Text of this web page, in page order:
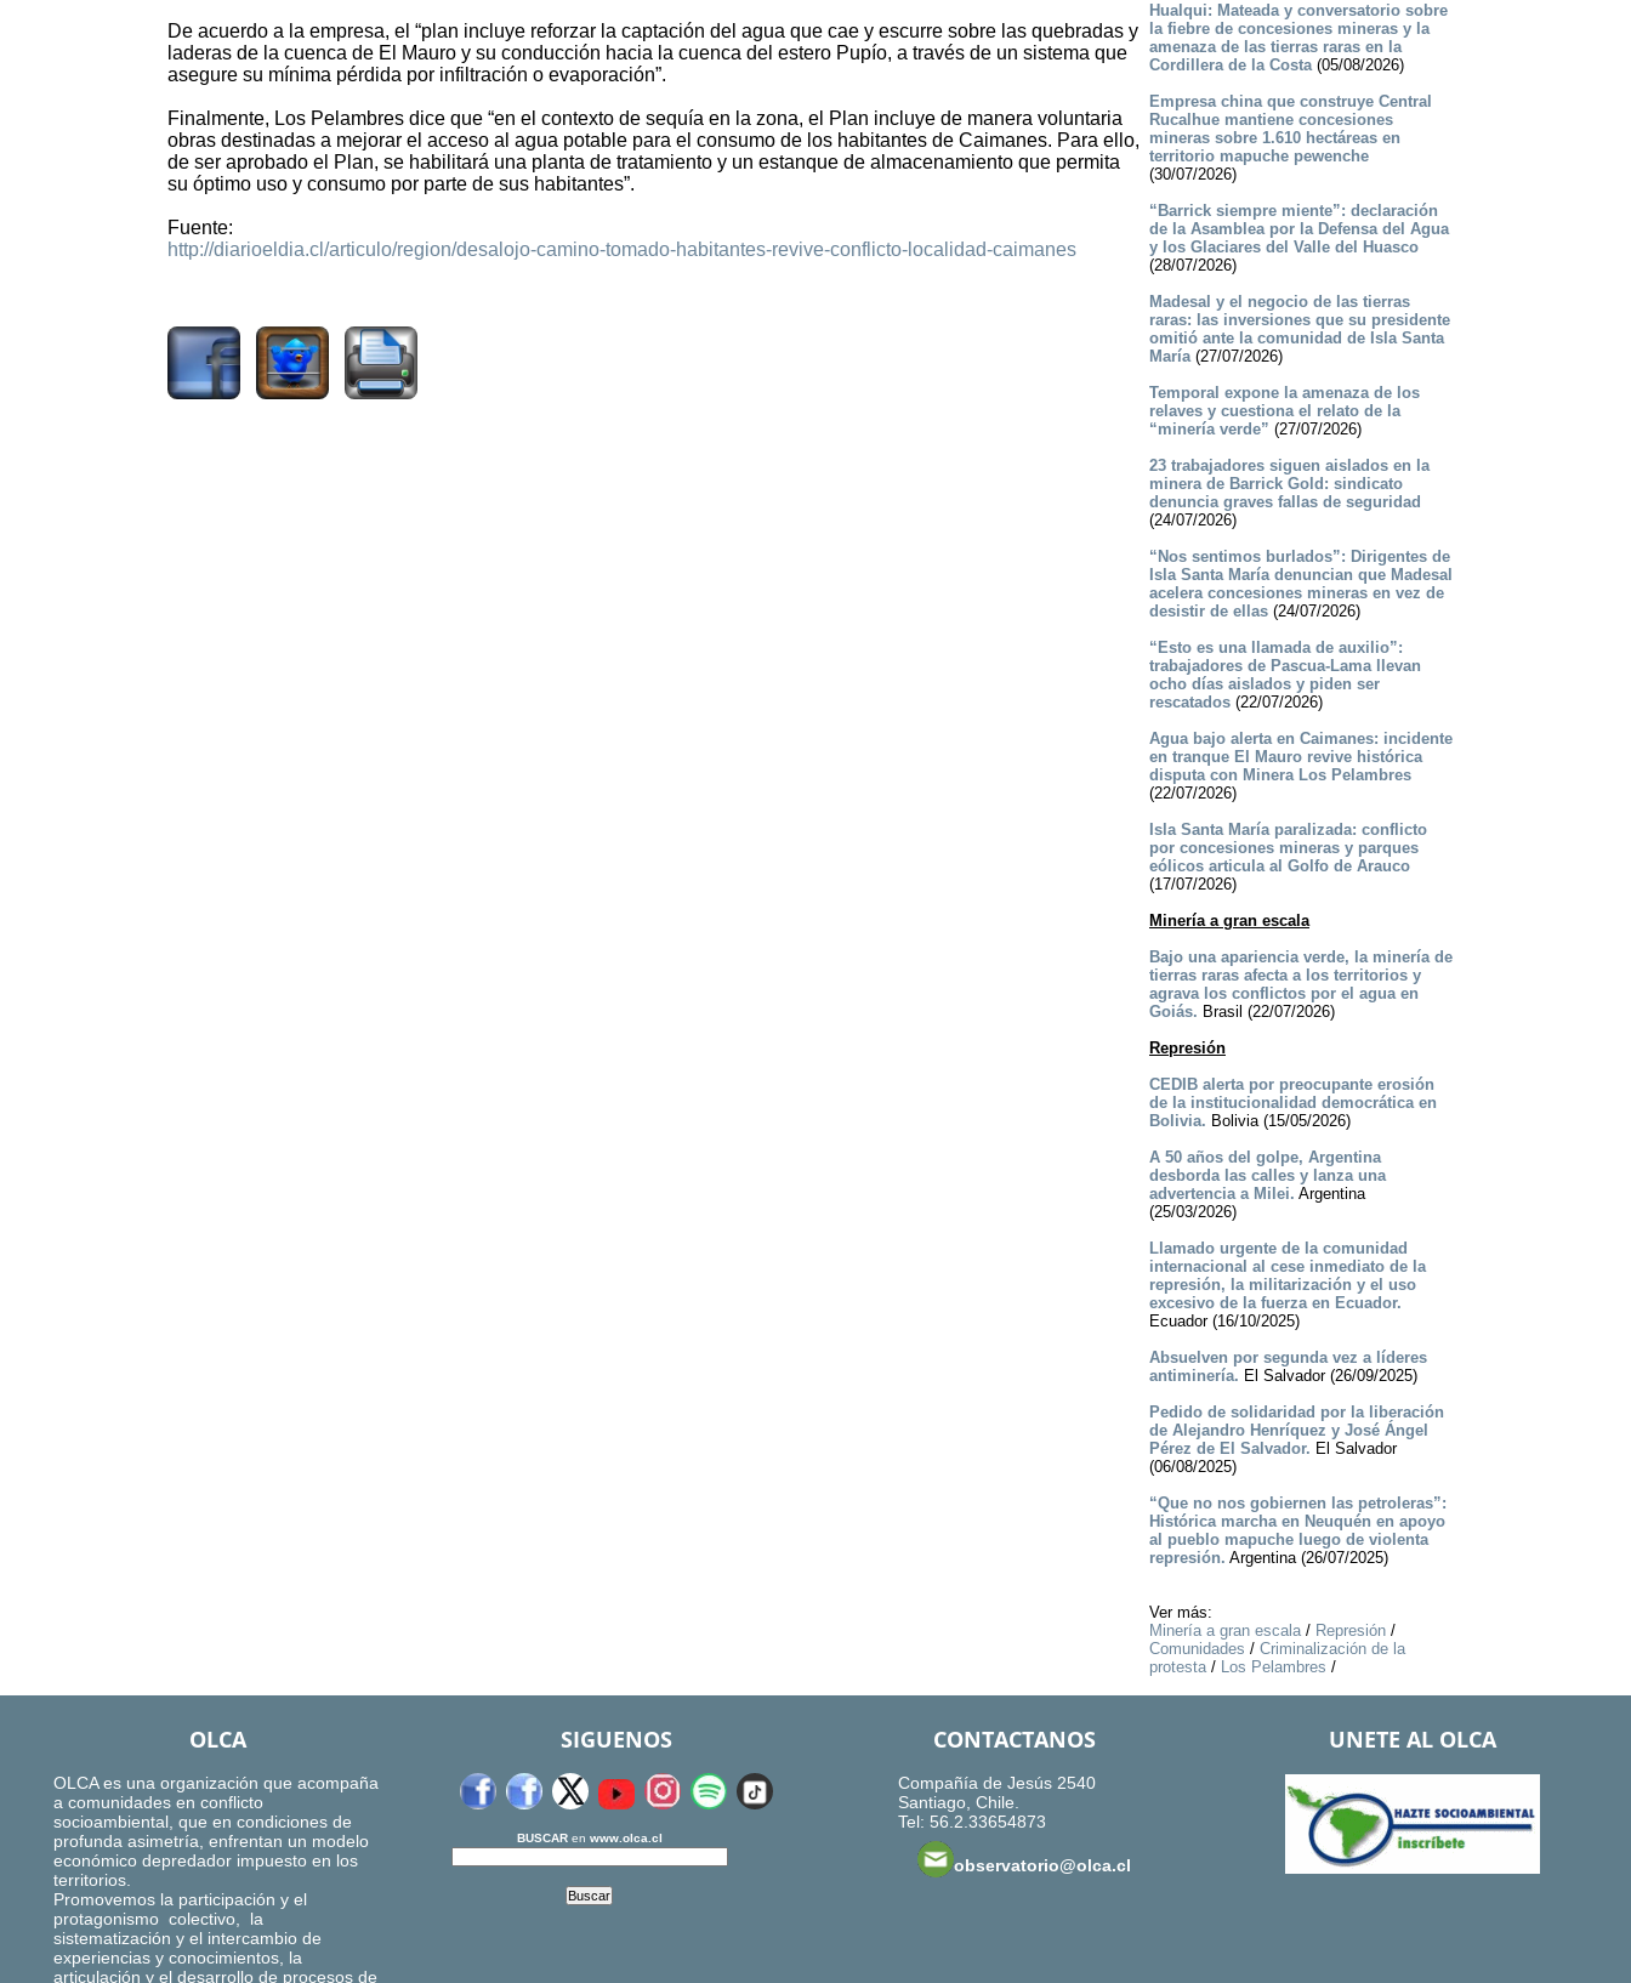
De acuerdo a la empresa, el “plan incluye reforzar la captación del agua que cae y escurre sobre las quebradas y
laderas de la cuenca de El Mauro y su conducción hacia la cuenca del estero Pupío, a través de un sistema que
asegure su mínima pérdida por infiltración o evaporación”.
Finalmente, Los Pelambres dice que “en el contexto de sequía en la zona, el Plan incluye de manera voluntaria
obras destinadas a mejorar el acceso al agua potable para el consumo de los habitantes de Caimanes. Para ello,
de ser aprobado el Plan, se habilitará una planta de tratamiento y un estanque de almacenamiento que permita
su óptimo uso y consumo por parte de sus habitantes”.
Fuente:
http://diarioeldia.cl/articulo/region/desalojo-camino-tomado-habitantes-revive-conflicto-localidad-caimanes
Hualqui: Mateada y conversatorio sobre
la fiebre de concesiones mineras y la
amenaza de las tierras raras en la
Cordillera de la Costa(05/08/2026)
Empresa china que construye Central
Rucalhue mantiene concesiones
mineras sobre 1.610 hectáreas en
territorio mapuche pewenche
(30/07/2026)
“Barrick siempre miente”: declaración
de la Asamblea por la Defensa del Agua
y los Glaciares del Valle del Huasco
(28/07/2026)
Madesal y el negocio de las tierras
raras: las inversiones que su presidente
omitió ante la comunidad de Isla Santa
María(27/07/2026)
Temporal expone la amenaza de los
relaves y cuestiona el relato de la
“minería verde” (27/07/2026)
23 trabajadores siguen aislados en la
minera de Barrick Gold: sindicato
denuncia graves fallas de seguridad
(24/07/2026)
“Nos sentimos burlados”: Dirigentes de
Isla Santa María denuncian que Madesal
acelera concesiones mineras en vez de
desistir de ellas(24/07/2026)
“Esto es una llamada de auxilio”:
trabajadores de Pascua-Lama llevan
ocho días aislados y piden ser
rescatados(22/07/2026)
Agua bajo alerta en Caimanes: incidente
en tranque El Mauro revive histórica
disputa con Minera Los Pelambres
(22/07/2026)
Isla Santa María paralizada: conflicto
por concesiones mineras y parques
eólicos articula al Golfo de Arauco
(17/07/2026)
Minería a gran escala
Bajo una apariencia verde, la minería de
tierras raras afecta a los territorios y
agrava los conflictos por el agua en
Goiás. Brasil (22/07/2026)
Represión
CEDIB alerta por preocupante erosión
de la institucionalidad democrática en
Bolivia. Bolivia (15/05/2026)
A 50 años del golpe, Argentina
desborda las calles y lanza una
advertencia a Milei. Argentina
(25/03/2026)
Llamado urgente de la comunidad
internacional al cese inmediato de la
represión, la militarización y el uso
excesivo de la fuerza en Ecuador.
Ecuador (16/10/2025)
Absuelven por segunda vez a líderes
antiminería. El Salvador (26/09/2025)
Pedido de solidaridad por la liberación
de Alejandro Henríquez y José Ángel
Pérez de El Salvador. El Salvador
(06/08/2025)
“Que no nos gobiernen las petroleras”:
Histórica marcha en Neuquén en apoyo
al pueblo mapuche luego de violenta
represión. Argentina (26/07/2025)
Ver más:
Minería a gran escala/ Represión/
Comunidades / Criminalización de la
protesta/ Los Pelambres /
OLCA
OLCA es una organización que acompaña
a comunidades en conflicto
socioambiental, que en condiciones de
profunda asimetría, enfrentan un modelo
económico depredador impuesto en los
territorios.
Promovemos la participación y el
protagonismo colectivo, la
sistematización y el intercambio de
experiencias y conocimientos, la
articulación y el desarrollo de procesos de
SIGUENOS
BUSCARen www.olca.cl
CONTACTANOS
Compañía de Jesús 2540
Santiago, Chile.
Tel: 56.2.33654873
observatorio@olca.cl
UNETE AL OLCA